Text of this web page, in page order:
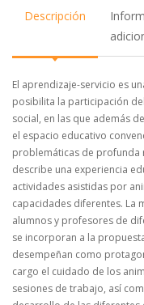
Descripción
El aprendizaje-servicio es
posibilita la participación
social, en las que además
el espacio educativo
problemáticas de profunda
describe una experiencia
actividades asistidas por
capacidades diferentes. La
alumnos y profesores de
se incorporan a la
desempeñan como
cargo el cuidado de los
sesiones de trabajo, así